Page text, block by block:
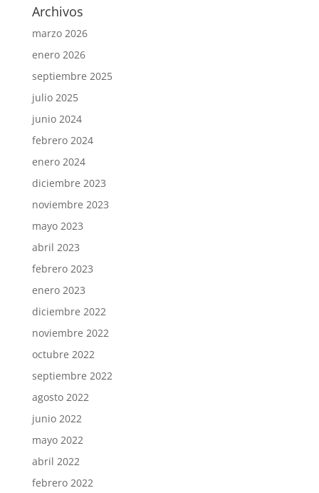
Archivos
marzo 2026
enero 2026
septiembre 2025
julio 2025
junio 2024
febrero 2024
enero 2024
diciembre 2023
noviembre 2023
mayo 2023
abril 2023
febrero 2023
enero 2023
diciembre 2022
noviembre 2022
octubre 2022
septiembre 2022
agosto 2022
junio 2022
mayo 2022
abril 2022
febrero 2022